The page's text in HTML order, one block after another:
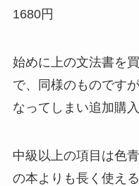
1680円
始めに上の文法書を
で、同様のものです
なってしまい追加購入
中級以上の項目は色
の本よりも長く使え